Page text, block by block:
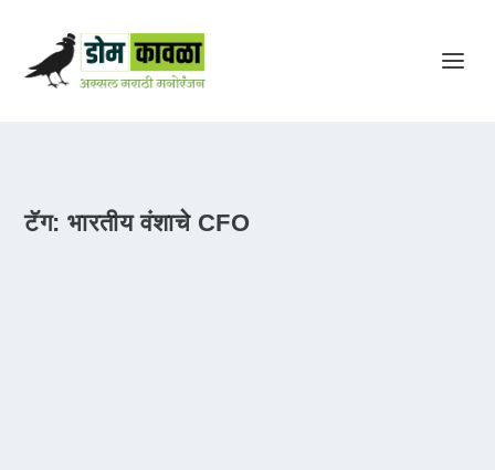
टॅग:भारतीय वंशाचे CFO